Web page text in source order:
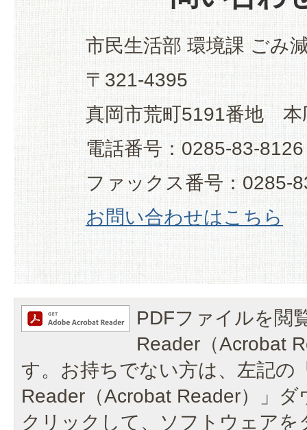
市民生活部 環境課 ごみ
〒321-4395
真岡市荒町5191番地 本
電話番号：0285-83-8126
ファックス番号：0285-
お問い合わせはこちら
PDFファイルを閲
Reader（Acrobat
す。お持ちでない方は、左記の
Reader（Acrobat Reader）」
クリックして、ソフトウェア